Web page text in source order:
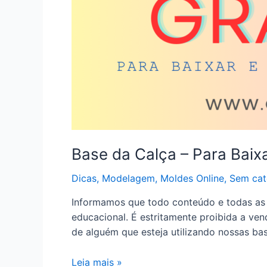
Base da Calça – Para
Dicas, Modelagem, Moldes Online, Sem
Informamos que todo conteúdo e todas
educacional. É estritamente proibida a
de alguém que esteja utilizando nossas
Base
Leia mais »